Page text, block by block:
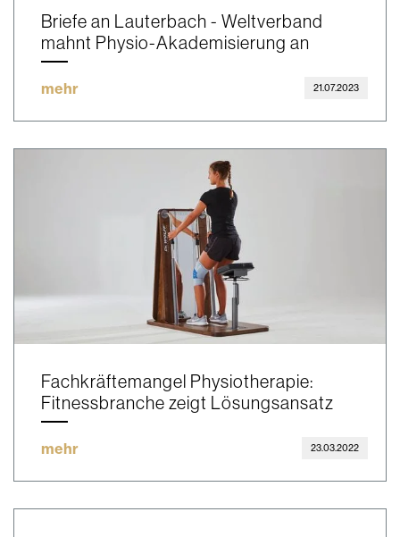
Briefe an Lauterbach - Weltverband
mahnt Physio-Akademisierung an
mehr 21.07.2023
Fachkräftemangel Physiotherapie:
Fitnessbranche zeigt Lösungsansatz
mehr 23.03.2022